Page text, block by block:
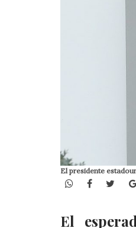
El presidente
WhatsApp
Facebook
El